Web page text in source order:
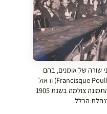
שורה של אומנים, בהם
פרנציסק פולבו (Francisque Poulbot 1879-1946) וראול
דופי (Raoul Dufy 1877-1953). התמונה צולמה בשנת 1905
הכלל.